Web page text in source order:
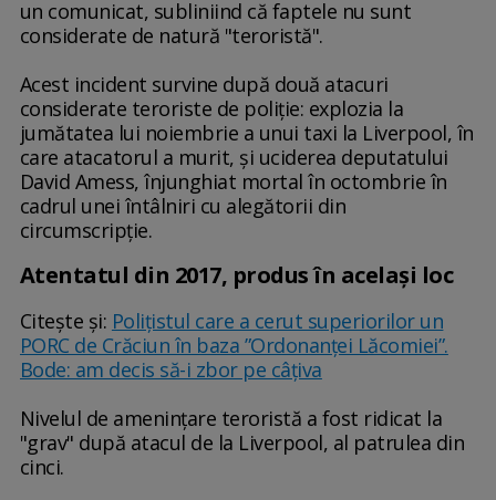
un comunicat, subliniind că faptele nu sunt
considerate de natură "teroristă".
Acest incident survine după două atacuri
considerate teroriste de poliţie: explozia la
jumătatea lui noiembrie a unui taxi la Liverpool, în
care atacatorul a murit, şi uciderea deputatului
David Amess, înjunghiat mortal în octombrie în
cadrul unei întâlniri cu alegătorii din
circumscripţie.
Atentatul din 2017, produs în același loc
Citește și: Polițistul care a cerut superiorilor un
PORC de Crăciun în baza ”Ordonanței Lăcomiei”.
Bode: am decis să-i zbor pe câțiva
Nivelul de ameninţare teroristă a fost ridicat la
"grav" după atacul de la Liverpool, al patrulea din
cinci.